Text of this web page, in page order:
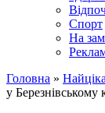
Спорт
На
Головна »
у Березнівському